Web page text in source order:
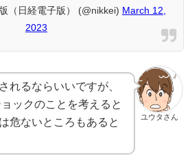
（日経電子版） (@nikkei) March 12,
2023
ユウタさん
れるならいいですが、
ックのことを考えると
危ないところもあると